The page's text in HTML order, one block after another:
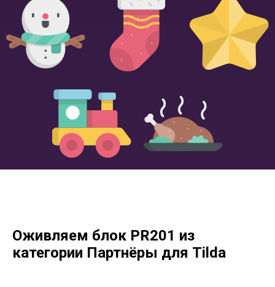
Оживляем блок PR201 из
категории Партнёры для Tilda